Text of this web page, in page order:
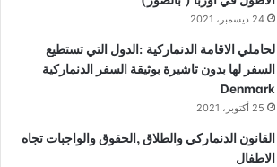
24 ديسمبر، 2021
لحاملي الاقامة الدنماركية :الدول التي تستطيع
السفر لها بدون تاشيرة بوثيقة السفر الدنماركية
Denmark
25 أكتوبر، 2021
القانون الدنماركي والطلاق ,الحقوق والواجبات تجاه
الاطفال